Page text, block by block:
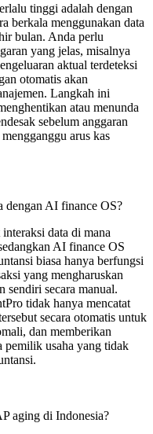
tinggi adalah dengan
berkala menggunakan data
bulan. Anda perlu
yang jelas, misalnya
aktual terdeteksi
otomatis akan
Langkah ini
atau menunda
sebelum anggaran
arus kas
dengan AI finance OS?
data di mana
AI finance OS
biasa hanya berfungsi
yang mengharuskan
sendiri secara manual.
tidak hanya mencatat
secara otomatis untuk
dan memberikan
pemilik usaha yang tidak
aging di Indonesia?